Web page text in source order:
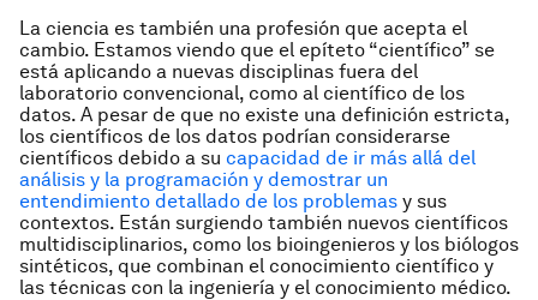
La ciencia es también una profesión que acepta el
cambio. Estamos viendo que el epíteto “científico” se
está aplicando a nuevas disciplinas fuera del
laboratorio convencional, como al científico de los
datos. A pesar de que no existe una definición estricta,
los científicos de los datos podrían considerarse
científicos debido a su capacidad de ir más allá del
análisis y la programación y demostrar un
entendimiento detallado de los problemas y sus
contextos. Están surgiendo también nuevos científicos
multidisciplinarios, como los bioingenieros y los biólogos
sintéticos, que combinan el conocimiento científico y
las técnicas con la ingeniería y el conocimiento médico.